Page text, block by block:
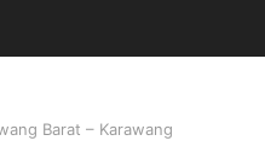
Barat – Karawang